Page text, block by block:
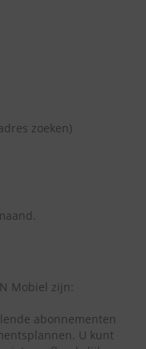
zoeken)
Mobiel zijn:
abonnementen
U kunt